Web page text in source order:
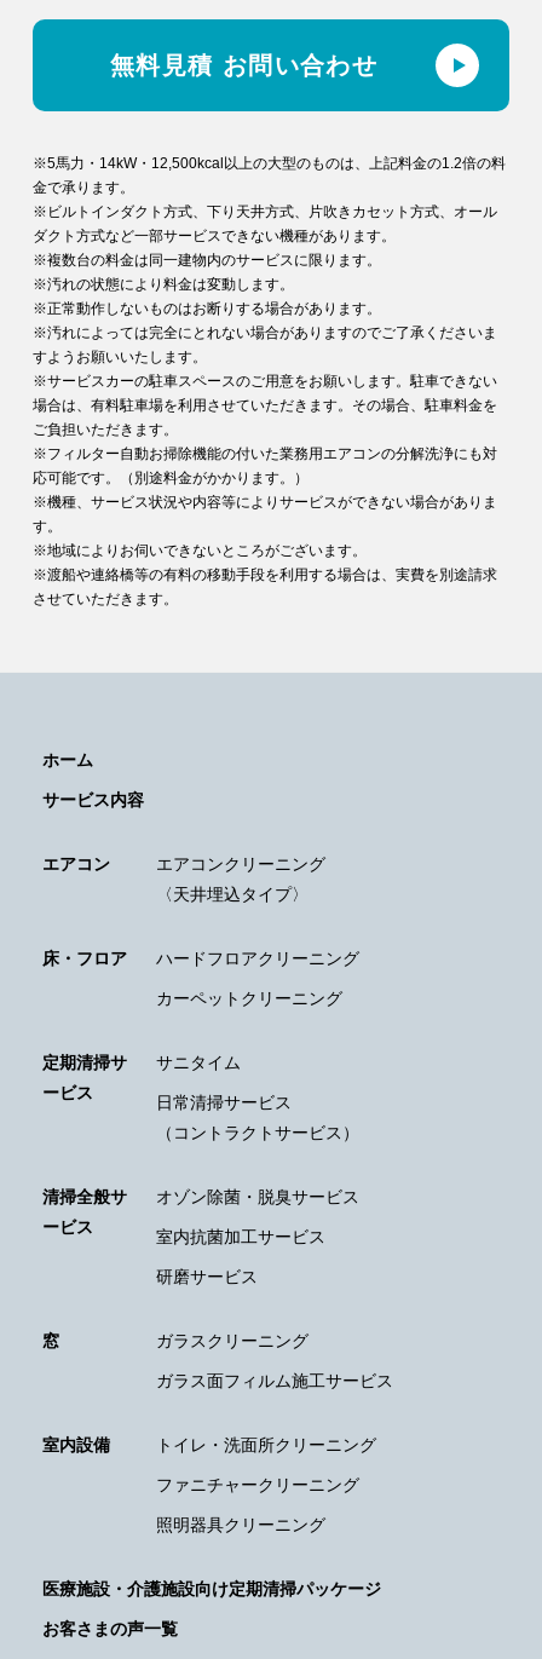
無料見積 お問い合わせ
※5馬力・14kW・12,500kcal以上の大型のものは、上記料金の1.2倍の料
金で承ります。
※ビルトインダクト方式、下り天井方式、片吹きカセット方式、オール
ダクト方式など一部サービスできない機種があります。
※複数台の料金は同一建物内のサービスに限ります。
※汚れの状態により料金は変動します。
※正常動作しないものはお断りする場合があります。
※汚れによっては完全にとれない場合がありますのでご了承くださいま
すようお願いいたします。
※サービスカーの駐車スペースのご用意をお願いします。駐車できない
場合は、有料駐車場を利用させていただきます。その場合、駐車料金を
ご負担いただきます。
※フィルター自動お掃除機能の付いた業務用エアコンの分解洗浄にも対
応可能です。（別途料金がかかります。）
※機種、サービス状況や内容等によりサービスができない場合がありま
す。
※地域によりお伺いできないところがございます。
※渡船や連絡橋等の有料の移動手段を利用する場合は、実費を別途請求
させていただきます。
ホーム
サービス内容
エアコン
エアコンクリーニング
〈天井埋込タイプ〉
床・フロア ハードフロアクリーニング
カーペットクリーニング
定期清掃サ
ービス
サニタイム
日常清掃サービス
（コントラクトサービス）
清掃全般サ
ービス
オゾン除菌・脱臭サービス
室内抗菌加工サービス
研磨サービス
窓 ガラスクリーニング
ガラス面フィルム施工サービス
室内設備 トイレ・洗面所クリーニング
ファニチャークリーニング
照明器具クリーニング
医療施設・介護施設向け定期清掃パッケージ
お客さまの声一覧